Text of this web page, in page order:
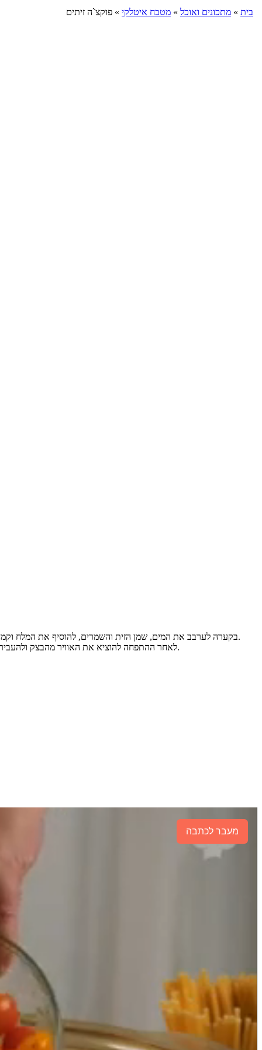
בית » מתכונים ואוכל » מטבח איטלקי » פוקצ`ה זיתים
בקערה לערבב את המים, שמן הזית והשמרים, להוסיף את המלח וקמח וללוש כ- 15 דקות. להעביר להתפחה של כשעה לפחות (או למשך לילה במקרר), לעטוף את הקערה בניילון נצמד עם חורים ולהניח מגבת מעל.
לאחר ההתפחה להוציא את האוויר מהבצק ולהעביר אותו לתבנית פיירקס או כל תבנית מתאימה לאפייה (משומנת ועם נייר אפייה). להעביר להתפחה שנייה של כשעה לפחות מכוסה בניילון מחורר.
מעבר לכתבה